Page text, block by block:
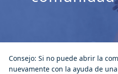
Consejo: Si no puede abrir la
nuevamente con la ayuda de